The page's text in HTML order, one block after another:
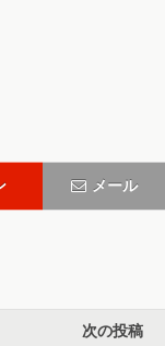
メール
次の投稿